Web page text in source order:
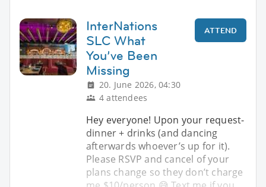
InterNations
SLC What
You’ve Been
Missing
20. June 2026, 04:30
4 attendees
ATTEND
Hey everyone! Upon your request-
dinner + drinks (and dancing
afterwards whoever’s up for it).
Please RSVP and cancel of your
plans change so they don’t charge